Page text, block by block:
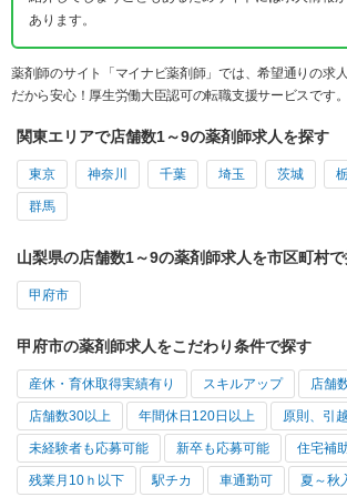
あります。
薬剤師のサイト「マイナビ薬剤師」では、希望通りの求
だから安心！厚生労働大臣認可の転職支援サービスです。
関東エリアで店舗数1～9の薬剤師求人を探す
東京 神奈川 千葉 埼玉 茨城
群馬
山梨県の店舗数1～9の薬剤師求人を市区町村
甲府市
甲府市の薬剤師求人をこだわり条件で探す
産休・育休取得実績有り スキルアップ 店舗
店舗数30以上 年間休日120日以上 原則、引
未経験者も応募可能 新卒も応募可能 住宅補
残業月10ｈ以下 駅チカ 車通勤可 夏～秋